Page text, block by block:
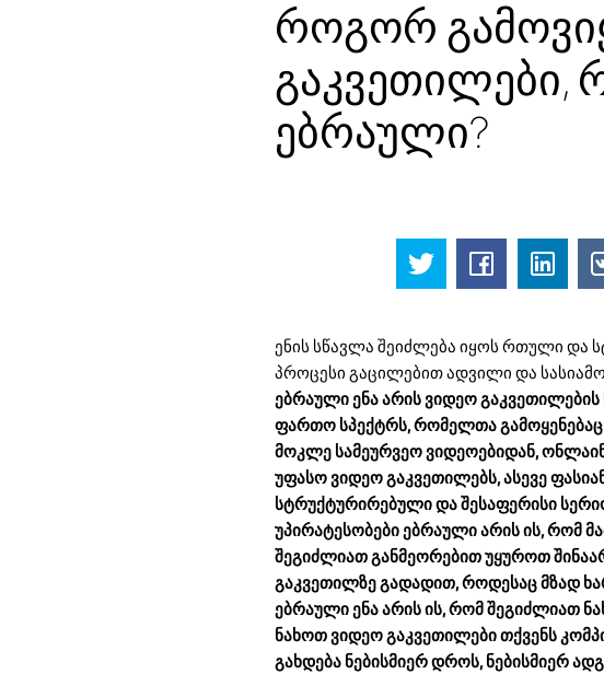
როგორ
გაკვეთილები,
ებრაული?
ენის სწავლა შეიძლება იყოს რთული
პროცესი გაცილებით ადვილი და
ებრაული ენა არის ვიდეო
ფართო სპექტრს, რომელთა
მოკლე სამეურვეო ვიდეოებიდან,
უფასო ვიდეო გაკვეთილებს, ასევე
სტრუქტურირებული და შესაფერისი
უპირატესობები ებრაული არის ის, რომ
შეგიძლიათ განმეორებით უყუროთ
გაკვეთილზე გადადით, როდესაც მზად
ებრაული ენა არის ის, რომ შეგიძლიათ
ნახოთ ვიდეო გაკვეთილები თქვენს
გახდება ნებისმიერ დროს, ნებისმიერ